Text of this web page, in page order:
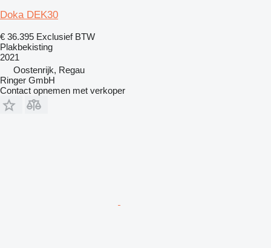
Doka DEK30
€ 36.395 Exclusief BTW
Plakbekisting
2021
Oostenrijk, Regau
Ringer GmbH
Contact opnemen met verkoper